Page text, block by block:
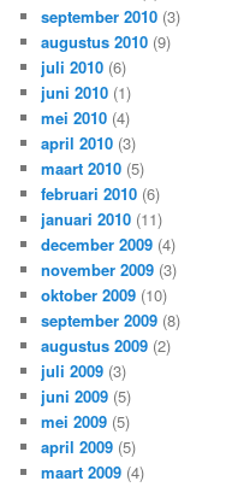
september 2010 (3)
augustus 2010 (9)
juli 2010 (6)
juni 2010 (1)
mei 2010 (4)
april 2010 (3)
maart 2010 (5)
februari 2010 (6)
januari 2010 (11)
december 2009 (4)
november 2009 (3)
oktober 2009 (10)
september 2009 (8)
augustus 2009 (2)
juli 2009 (3)
juni 2009 (5)
mei 2009 (5)
april 2009 (5)
maart 2009 (4)